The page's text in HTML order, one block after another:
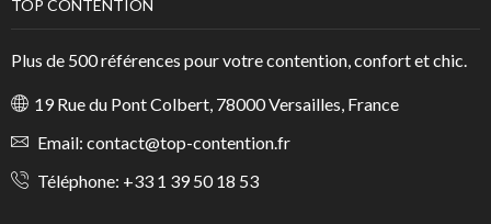
TOP CONTENTION
Plus de 500 références pour votre contention, confort et chic.
19 Rue du Pont Colbert, 78000 Versailles, France
Email: contact@top-contention.fr
Téléphone: +33 1 39 50 18 53